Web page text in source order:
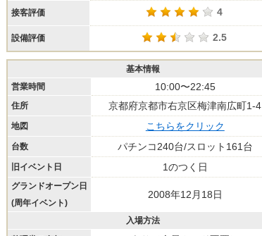
接客評価 4
設備評価 2.5
基本情報
営業時間
10:00〜22:45
住所 京都府京都市右京区梅津南広町1-4
地図 こちらをクリック
台数 パチンコ240台/スロット161台
旧イベント日 1のつく日
グランドオープン日
(周年イベント)
2008年12月18日
入場方法